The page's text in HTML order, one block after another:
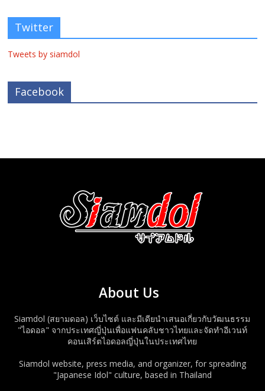
Twitter
Tweets by siamdol
Facebook
About Us
Siamdol (สยามดอล) เว็บไซต์ และมีเดียนำเสนอเกี่ยวกับวัฒนธรรม
"ไอดอล" จากประเทศญี่ปุ่นเพื่อแฟนคลับชาวไทยและจัดทำอีเวนท์
คอนเสิร์ตไอดอลญี่ปุ่นในประเทศไทย
Siamdol website, press media, and organizer, for spreading
"Japanese Idol" culture, based in Thailand